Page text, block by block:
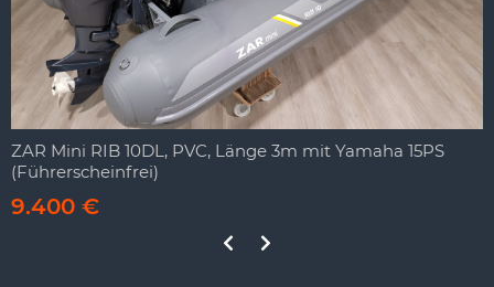
ZAR Mini RIB 10DL, PVC, Länge 3m mit Yamaha 15PS
(Führerscheinfrei)
9.400 €